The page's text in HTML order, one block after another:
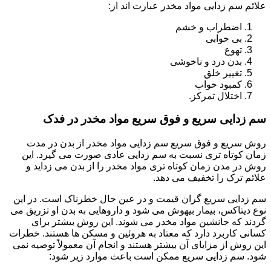
علائم سم زدایی مواد مخدر عبارت اند از:
اضطراب و خشم
بی خوابی
تهوع
بدن درد و ناخوشی
تغییر خلق
کمبود خواب
اختلال تمرکز.
سم زدایی سریع و فوق سریع مواد مخدر در فدک
روش سریع و فوق سریع سم زدایی مواد مخدر از بدن در مدت
زمان کوتاه تری نسبت به سم زدایی عادی صورت می گیرد. این
روش در مدن زمان کوتاه تری مواد مخدر را از بدن می زداید و
علائم ترک را تخفیف می دهد.
سم زدایی سریع گران قیمت و در عین حال خطرناک است. در این
نوع دیتاکس، بیمار بیهوش می شود و داروهایی به بدن او تزریق می
گردند که جانشین مواد مخدر می شوند. این روش بیشتر برای
کسانی کاربرد دارد که معتاد به هروئین و مسکن ها هستند. خطرات
این روش از مزایای آن بیشتر هستند و انجام آن معمولاً توصیه نمی
شود. سم زدایی سریع ممکن است باعث موارد زیر شود: